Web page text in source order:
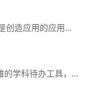
iApp它是创造应用的应用程序
简洁优雅的学科待办工具，支持多学科分类与优先级管理，为学习与生活提供清晰规划